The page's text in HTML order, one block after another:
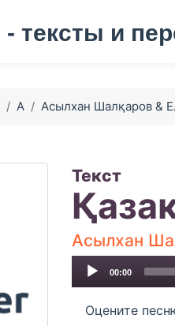
А Асылхан Шалқаров &
Текст
Асылхан
Audio
Player
00:00
Оцените